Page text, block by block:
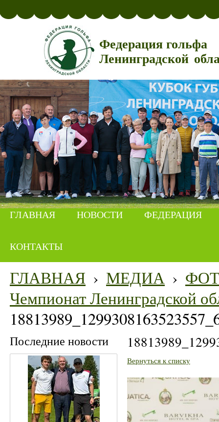
Федерация гольфа
Ленинградской
ГЛАВНАЯ НОВОСТИ ФЕДЕРАЦИЯ
КОНТАКТЫ
ГЛАВНАЯ › МЕДИА ›
Чемпионат Ленинградской
Последние новости
Вернуться к списку